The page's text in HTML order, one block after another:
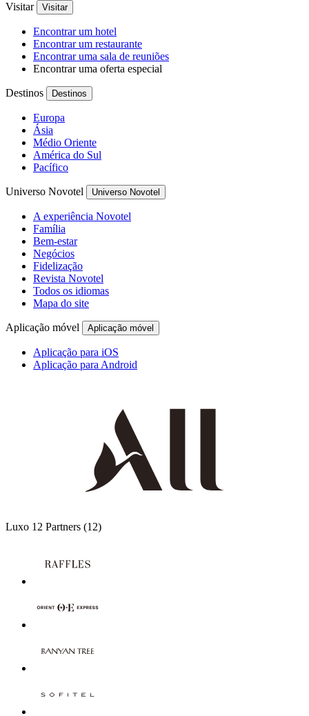
Visitar Visitar
Encontrar um hotel
Encontrar um restaurante
Encontrar uma sala de reuniões
Encontrar uma oferta especial
Destinos Destinos
Europa
Ásia
Médio Oriente
América do Sul
Pacífico
Universo Novotel Universo Novotel
A experiência Novotel
Família
Bem-estar
Negócios
Fidelização
Revista Novotel
Todos os idiomas
Mapa do site
Aplicação móvel Aplicação móvel
Aplicação para iOS
Aplicação para Android
Luxo 12 Partners (12)